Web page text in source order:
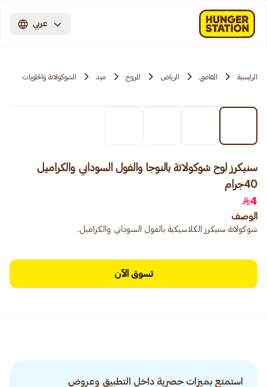
عربي
الرئيسية المقاضي الرياض المروج ميد الشوكولاتة والحلويات
سنيكرز لوح شوكولاتة بالنوجا والفول السوداني والكراميل
40جرام
4
الوصف
شوكولاتة سنيكرز الكلاسيكية بالفول السوداني والكراميل.
تسوق الآن
استمتع بميزات حصرية داخل التطبيق وعروض